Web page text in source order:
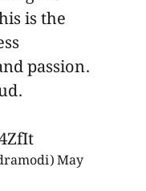
is the
passion.
May